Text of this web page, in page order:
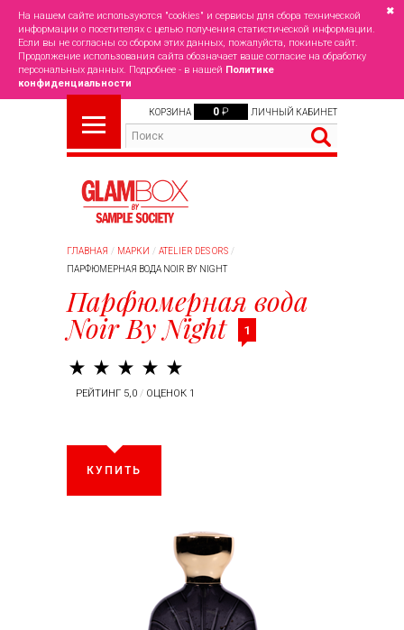
На нашем сайте используются "cookies" и сервисы для сбора технической
информации о посетителях с целью получения статистической информации.
Если вы не согласны со сбором этих данных, пожалуйста, покиньте сайт.
Продолжение использования сайта обозначает ваше согласие на обработку
персональных данных. Подробнее - в нашей Политике
конфиденциальности
✖
КОРЗИНА 0 ₽ ЛИЧНЫЙ КАБИНЕТ
ГЛАВНАЯ МАРКИ
ATELIER DES ORS
ПАРФЮМЕРНАЯ ВОДА NOIR BY NIGHT
Парфюмерная вода
Noir By Night 1
РЕЙТИНГ 5,0 / ОЦЕНОК 1
КУПИТЬ